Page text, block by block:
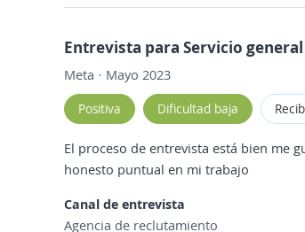
Entrevista para Servicio
Meta · Mayo 2023
Positiva Dificultad baja
El proceso de entrevista está bien me
honesto puntual en mi trabajo
Canal de entrevista
Agencia de reclutamiento